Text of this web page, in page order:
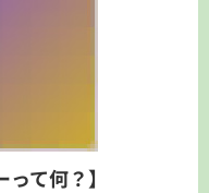
って何？】